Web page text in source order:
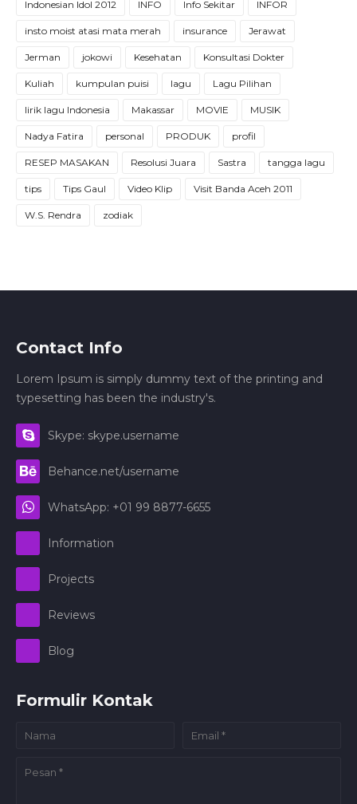
Indonesian Idol 2012 INFO Info Sekitar INFOR
insto moist atasi mata merah insurance Jerawat
Jerman jokowi Kesehatan Konsultasi Dokter
Kuliah kumpulan puisi lagu Lagu Pilihan
lirik lagu Indonesia Makassar MOVIE MUSIK
Nadya Fatira personal PRODUK profil
RESEP MASAKAN Resolusi Juara Sastra tangga lagu
tips Tips Gaul Video Klip Visit Banda Aceh 2011
W.S. Rendra zodiak
Contact Info
Lorem Ipsum is simply dummy text of the printing and
typesetting has been the industry's.
Skype: skype.username
Behance.net/username
WhatsApp: +01 99 8877-6655
Information
Projects
Reviews
Blog
Formulir Kontak